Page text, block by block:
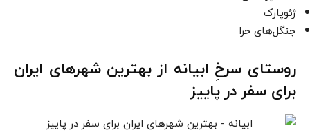
ژئوپارک
جنگل‌های حرا
روستای سرخِ ابیانه از بهترین شهرهای ایران
برای سفر در پاییز